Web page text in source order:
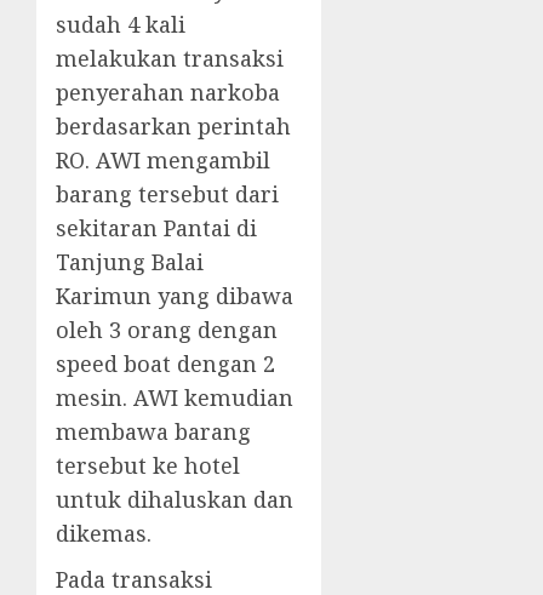
sudah 4 kali
melakukan transaksi
penyerahan narkoba
berdasarkan perintah
RO. AWI mengambil
barang tersebut dari
sekitaran Pantai di
Tanjung Balai
Karimun yang dibawa
oleh 3 orang dengan
speed boat dengan 2
mesin. AWI kemudian
membawa barang
tersebut ke hotel
untuk dihaluskan dan
dikemas.
Pada transaksi